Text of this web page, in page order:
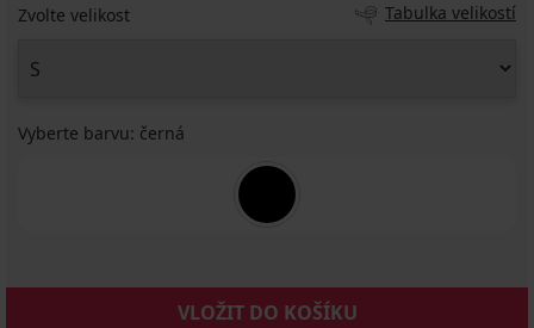
Zvolte velikost Tabulka velikostí
Vyberte barvu: černá
VLOŽIT DO KOŠÍKU